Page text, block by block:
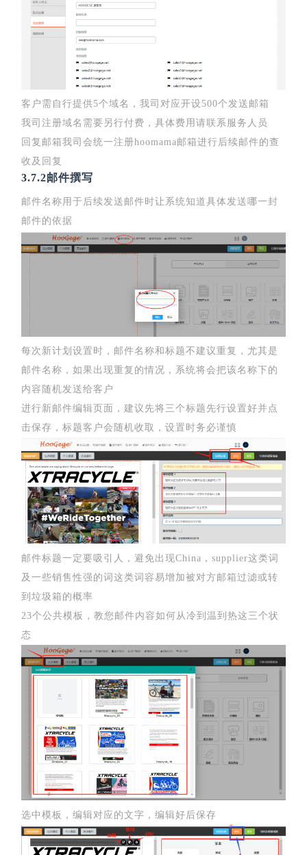
客户需自行提供5个域名，我司对应开设500个发送邮箱
我司注册域名需要另行付费，具体费用请联系服务人员
回复邮箱我司会统一注册hoomama邮箱进行后续邮件的查
收及回复
3.7.2邮件撰写
邮件名称用于后续发送邮件时让系统知道具体发送哪一封
邮件的依据
每次新计划设置时，邮件名称和标题不建议重复，尤其是
邮件名称，如果出现重复的情况，系统将会把该名称下的
内容随机发送给客户
进行新邮件编辑页面，建议先将三个标题先行设置好并点
击保存，标题客户会随机收取，设置时务必谨慎
邮件标题一定要吸引人，避免出现China，supplier这类词
及一些销售性强的词这类词容易增加被对方邮箱过滤或转
到垃圾箱的概率
23个公共模板，教您邮件内容如何从冷到温到热这三个状
态
选中模板，编辑对应的文字，编辑好后保存